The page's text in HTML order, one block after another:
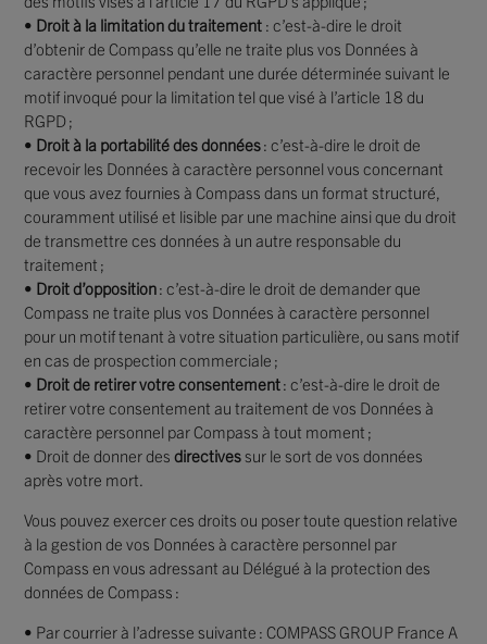
• Droit à la limitation du traitement : c’est-à-dire le droit
d’obtenir de Compass qu’elle ne traite plus vos Données à
caractère personnel pendant une durée déterminée suivant le
motif invoqué pour la limitation tel que visé à l’article 18 du
RGPD ;
• Droit à la portabilité des données: c’est-à-dire le droit de
recevoir les Données à caractère personnel vous concernant
que vous avez fournies à Compass dans un format structuré,
couramment utilisé et lisible par une machine ainsi que du droit
de transmettre ces données à un autre responsable du
traitement ;
• Droit d’opposition: c’est-à-dire le droit de demander que
Compass ne traite plus vos Données à caractère personnel
pour un motif tenant à votre situation particulière, ou sans motif
en cas de prospection commerciale ;
• Droit de retirer votre consentement: c’est-à-dire le droit de
retirer votre consentement au traitement de vos Données à
caractère personnel par Compass à tout moment ;
• Droit de donner desdirectivessur le sort de vos données
après votre mort.
Vous pouvez exercer ces droits ou poser toute question relative
à la gestion de vos Données à caractère personnel par
Compass en vous adressant au Délégué à la protection des
données de Compass :
• Par courrier à l’adresse suivante : COMPASS GROUP France A